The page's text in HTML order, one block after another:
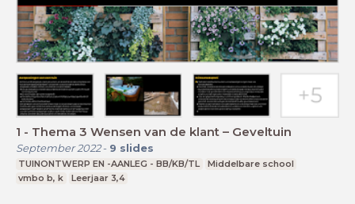
1 - Thema 3 Wensen van de klant – Geveltuin
September 2022- 9 slides
TUINONTWERP EN -AANLEG - BB/KB/TL
Middelbare school
vmbo b, k
Leerjaar 3,4